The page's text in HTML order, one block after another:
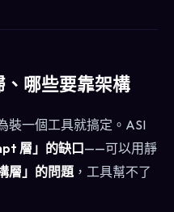
哪些要靠架構
裝一個工具就搞定。ASI
層」的缺口——可以用靜
層」的問題，工具幫不了